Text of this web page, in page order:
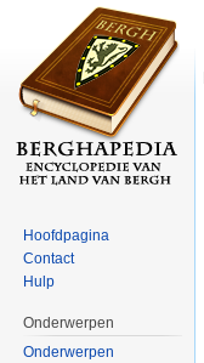
Hoofdpagina
Contact
Hulp
Onderwerpen
Onderwerpen